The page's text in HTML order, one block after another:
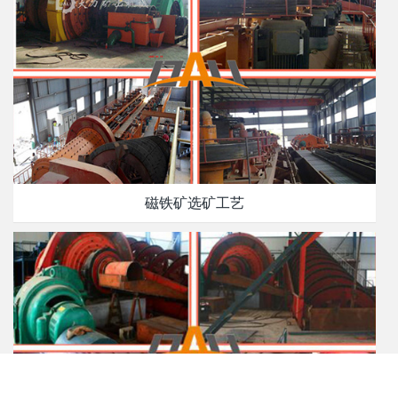
磁铁矿选矿工艺